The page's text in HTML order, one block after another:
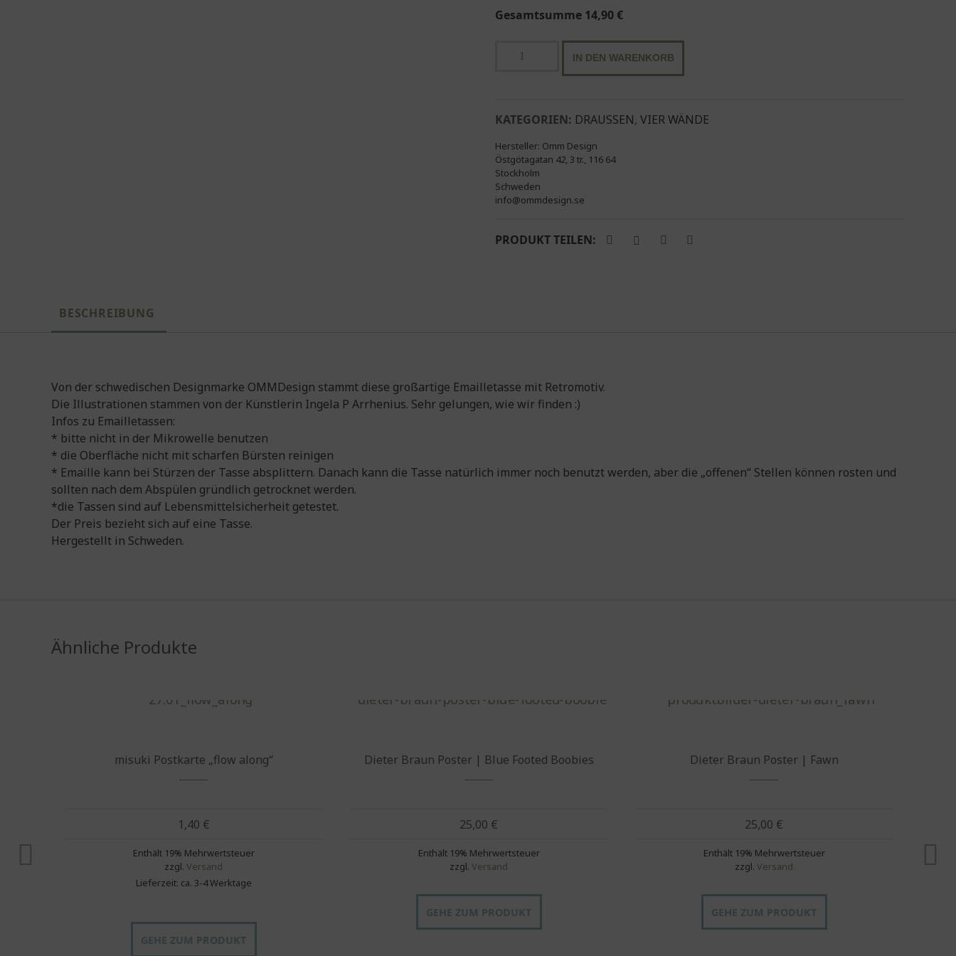
Gesamtsumme 14,90€
Omm
lover
IN DEN WARENKORB
KATEGORIEN: DRAUSSEN , VIER WÄNDE
Hersteller: Omm Design
Östgötagatan 42, 3 tr., 116 64
Stockholm
Schweden
info@ommdesign.se
PRODUKT TEILEN:
BESCHREIBUNG
Von der schwedischen Designmarke OMMDesign stammt diese großartige Emailletasse mit Retromotiv.
Die Illustrationen stammen von der Künstlerin Ingela P Arrhenius. Sehr gelungen, wie wir finden :)
Infos zu Emailletassen:
* bitte nicht in der Mikrowelle benutzen
* die Oberfläche nicht mit scharfen Bürsten reinigen
* Emaille kann bei Stürzen der Tasse absplittern. Danach kann die Tasse natürlich immer noch benutzt werden, aber die „offenen“ Stellen können rosten und
sollten nach dem Abspülen gründlich getrocknet werden.
*die Tassen sind auf Lebensmittelsicherheit getestet.
Der Preis bezieht sich auf eine Tasse.
Hergestellt in Schweden.
Ähnliche Produkte
misuki Postkarte „flow along“
1,40 €
Enthält 19% Mehrwertsteuer
zzgl.Versand
Lieferzeit: ca. 3-4 Werktage
GEHE ZUM PRODUKT
Dieter Braun Poster | Blue Footed Boobies
25,00 €
Enthält 19% Mehrwertsteuer
zzgl.Versand
GEHE ZUM PRODUKT
Dieter Braun Poster | Fawn
25,00 €
Enthält 19% Mehrwertsteuer
zzgl.Versand
GEHE ZUM PRODUKT